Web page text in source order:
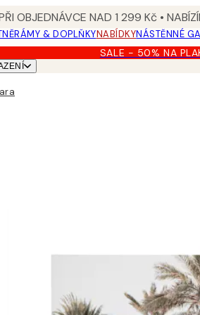
OBJEDNÁVCE NAD 1 299 Kč •
RÁMY & DOPLŇKYNABÍDKYNÁSTĚNNÉ
SALE - 50% NA